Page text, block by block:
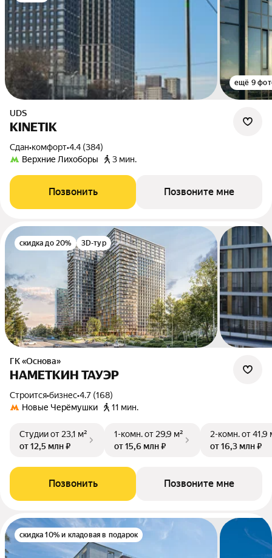
ещё 9
UDS
KINETIK
Сдан•комфорт•4.4 (384)
Верхние Лихоборы
3 мин.
Позвонить Позвоните мне
скидка до 20% 3D-тур
ГК «Основа»
НАМЕТКИН ТАУЭР
Строится•бизнес•4.7 (168)
Новые Черёмушки
11 мин.
Студииот 23,1 м²
от 12,5 млн ₽
1-комн.от 29,9 м²
от 15,6 млн ₽
2-комн.от 41,9
от 16,3 млн ₽
Позвонить Позвоните мне
скидка 10% и кладовая в подарок